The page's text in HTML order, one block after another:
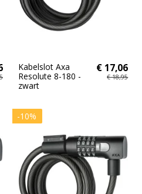
Kabelslot Axa
Resolute 8-180 -
zwart
€ 17,06
€ 18,95
-10%